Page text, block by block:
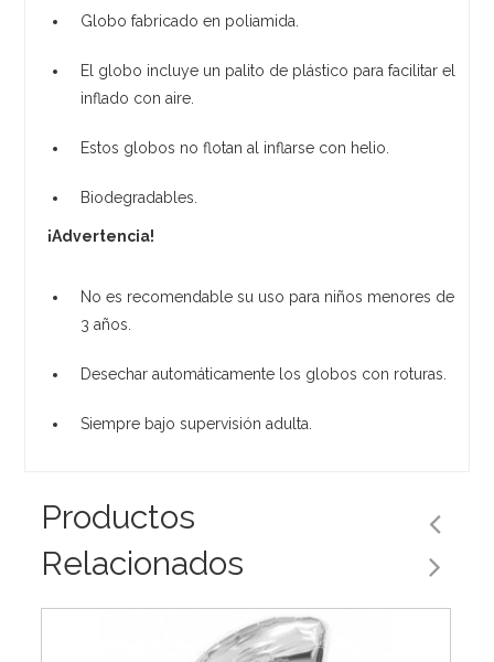
Globo fabricado en poliamida.
El globo incluye un palito de plástico para facilitar el
inflado con aire.
Estos globos no flotan al inflarse con helio.
Biodegradables.
¡Advertencia!
No es recomendable su uso para niños menores de
3 años.
Desechar automáticamente los globos con roturas.
Siempre bajo supervisión adulta.
Productos
Relacionados